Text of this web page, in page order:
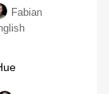
Fabian